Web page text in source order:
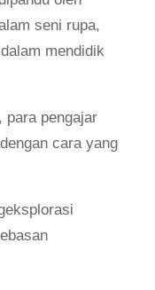
seni rupa,
mendidik
para pengajar
cara yang